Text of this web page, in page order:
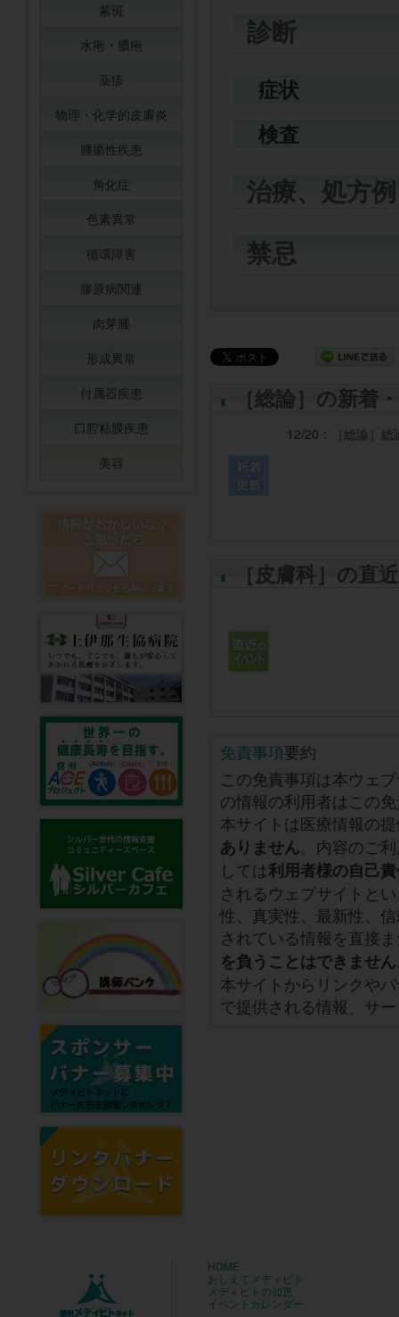
診断
症状
検査
治療、処方例
禁忌
［総論］の新着
12/20： ［総論］ 総
［皮膚科］の直
免責事項要約
この免責事項は本ウェ
の情報の利用者はこの
本サイトは医療情報の
ありません。内容のご
しては利用者様の自己
されるウェブサイトと
性、真実性、最新性、
されている情報を直接
を負うことはできません
本サイトからリンクや
で提供される情報、サ
紫斑
水疱・膿疱
薬疹
物理・化学的皮膚炎
腫瘍性疾患
角化症
色素異常
循環障害
膠原病関連
肉芽腫
形成異常
付属器疾患
口腔粘膜疾患
美容
HOME
おしえてメディビト
メディビトの知恵
イベントカレンダー